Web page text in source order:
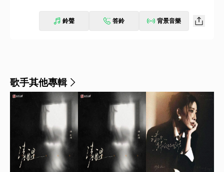
鈴聲 答鈴 背景音樂
歌手其他專輯